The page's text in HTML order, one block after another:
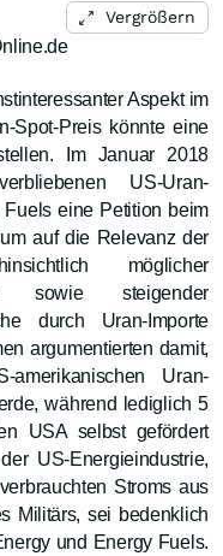
Vergrößern
Aspekt im
Spot-Preis könnte eine
Im Januar 2018
US-Uran-
eine Petition beim
auf die Relevanz der
möglicher
sowie steigender
durch Uran-Importe
argumentierten damit,
Uran-
während lediglich 5
USA selbst gefördert
US-Energieindustrie,
Stroms aus
Militärs, sei bedenklich
und Energy Fuels.